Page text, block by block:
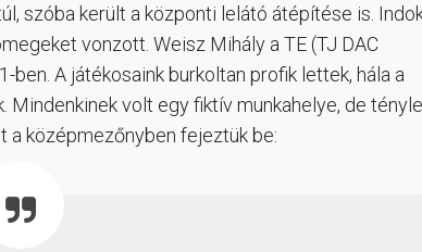
szóba került a központi lelátó átépítése is.
vonzott. Weisz Mihály a TE (TJ DAC
A játékosaink burkoltan profik lettek, hála a
volt egy fiktív munkahelye, de
a középmezőnyben fejeztük be: